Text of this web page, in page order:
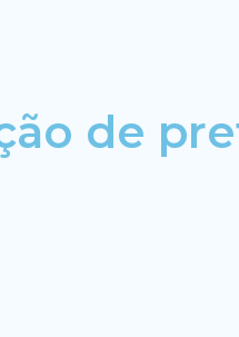
de